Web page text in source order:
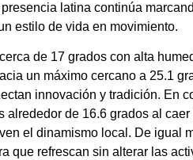
latina continúa
estilo de vida en movimiento.
de 17 grados con alta
un máximo cercano a 25.1
innovación y tradición. En
alrededor de 16.6 grados al
el dinamismo local. De igual
que refrescan sin alterar las